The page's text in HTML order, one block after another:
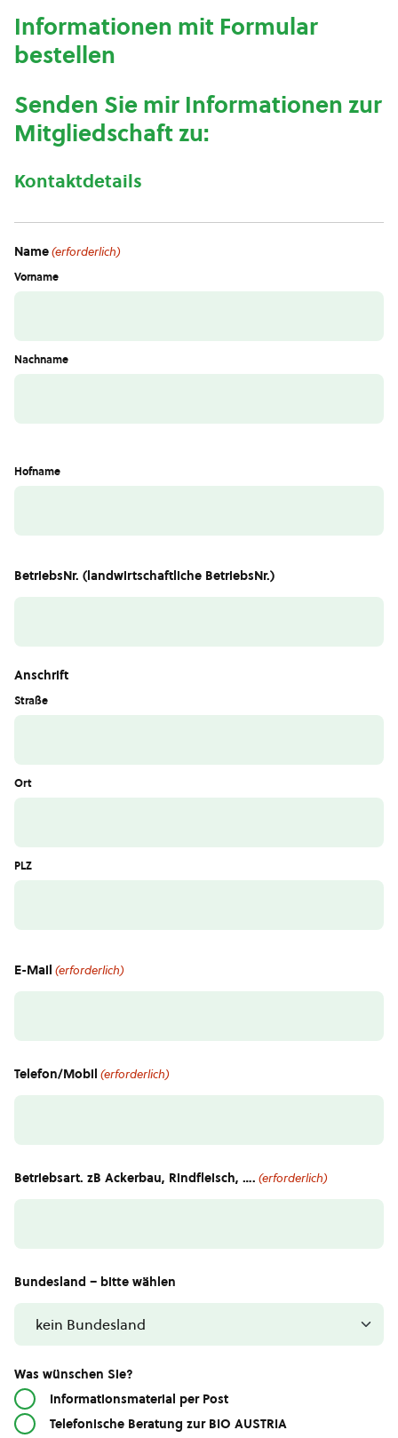
Informationen mit Formular
bestellen
Senden Sie mir Informationen zur
Mitgliedschaft zu:
Kontaktdetails
Name(erforderlich)
Vorname
Nachname
Hofname
BetriebsNr. (landwirtschaftliche BetriebsNr.)
Anschrift
Straße
Ort
PLZ
E-Mail (erforderlich)
Telefon/Mobil (erforderlich)
Betriebsart. zB Ackerbau, Rindfleisch, …. (erforderlich)
Bundesland – bitte wählen
Was wünschen Sie?
Informationsmaterial per Post
Telefonische Beratung zur BIO AUSTRIA